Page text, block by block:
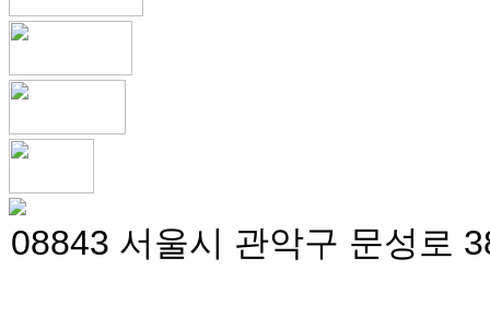
08843 서울시 관악구 문성로